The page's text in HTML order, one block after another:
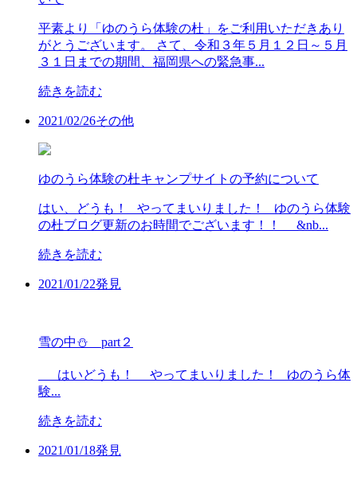
平素より「ゆのうら体験の杜」をご利用いただきあり
がとうございます。 さて、令和３年５月１２日～５月
３１日までの期間、福岡県への緊急事...
続きを読む
2021/02/26その他
ゆのうら体験の杜キャンプサイトの予約について
はい、どうも！ やってまいりました！ ゆのうら体験
の杜ブログ更新のお時間でございます！！ &nb...
続きを読む
2021/01/22発見
雪の中⛄ part２
はいどうも！ やってまいりました！ ゆのうら体
験...
続きを読む
2021/01/18発見